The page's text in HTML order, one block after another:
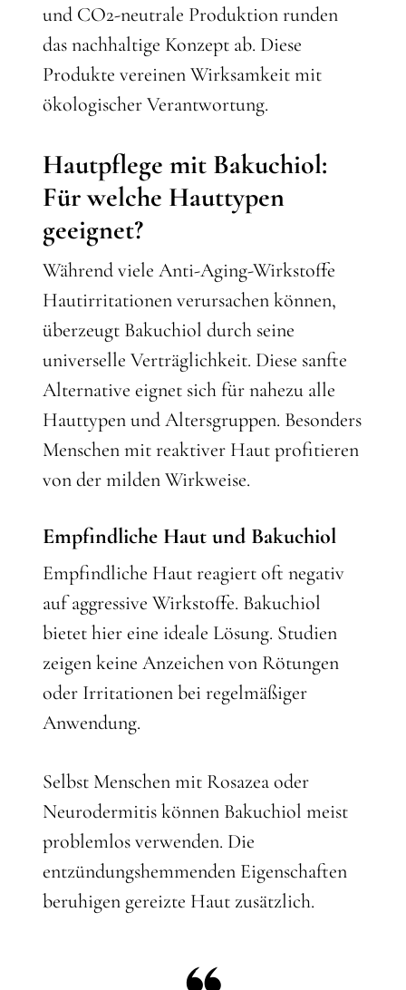
und CO2-neutrale Produktion runden
das nachhaltige Konzept ab. Diese
Produkte vereinen Wirksamkeit mit
ökologischer Verantwortung.
Hautpflege mit Bakuchiol:
Für welche Hauttypen
geeignet?
Während viele Anti-Aging-Wirkstoffe
Hautirritationen verursachen können,
überzeugt Bakuchiol durch seine
universelle Verträglichkeit. Diese sanfte
Alternative eignet sich für nahezu alle
Hauttypen und Altersgruppen. Besonders
Menschen mit reaktiver Haut profitieren
von der milden Wirkweise.
Empfindliche Haut und Bakuchiol
Empfindliche Haut reagiert oft negativ
auf aggressive Wirkstoffe. Bakuchiol
bietet hier eine ideale Lösung. Studien
zeigen keine Anzeichen von Rötungen
oder Irritationen bei regelmäßiger
Anwendung.
Selbst Menschen mit Rosazea oder
Neurodermitis können Bakuchiol meist
problemlos verwenden. Die
entzündungshemmenden Eigenschaften
beruhigen gereizte Haut zusätzlich.